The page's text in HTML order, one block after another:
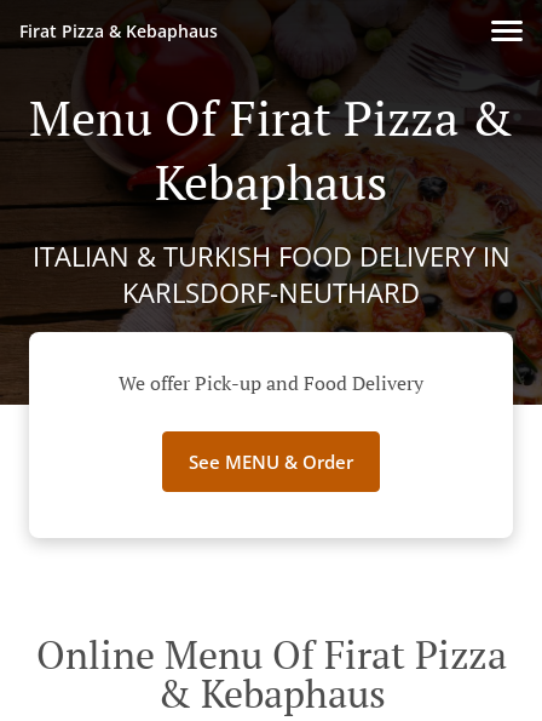
Firat Pizza & Kebaphaus
Menu Of Firat Pizza &
Kebaphaus
ITALIAN & TURKISH FOOD DELIVERY IN
KARLSDORF-NEUTHARD
We offer Pick-up and Food Delivery
See MENU & Order
Online Menu Of Firat Pizza
& Kebaphaus